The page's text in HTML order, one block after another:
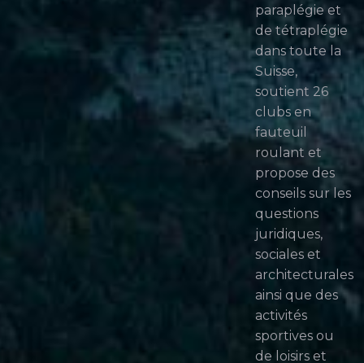
paraplégie et
de tétraplégie
dans toute la
Suisse,
soutient 26
clubs en
fauteuil
roulant et
propose des
conseils sur les
questions
juridiques,
sociales et
architecturales
ainsi que des
activités
sportives ou
de loisirs et